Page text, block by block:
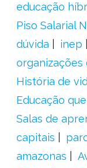
educação
Piso Salarial
dúvida
inep
organizações
História de
Educação
Salas de
capitais
amazonas